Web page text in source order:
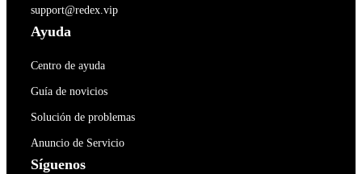
support@redex.vip
Ayuda
Centro de ayuda
Guía de novicios
Solución de problemas
Anuncio de Servicio
Síguenos